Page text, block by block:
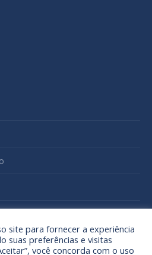
site para fornecer a experiência
suas preferências e visitas
você concorda com o uso